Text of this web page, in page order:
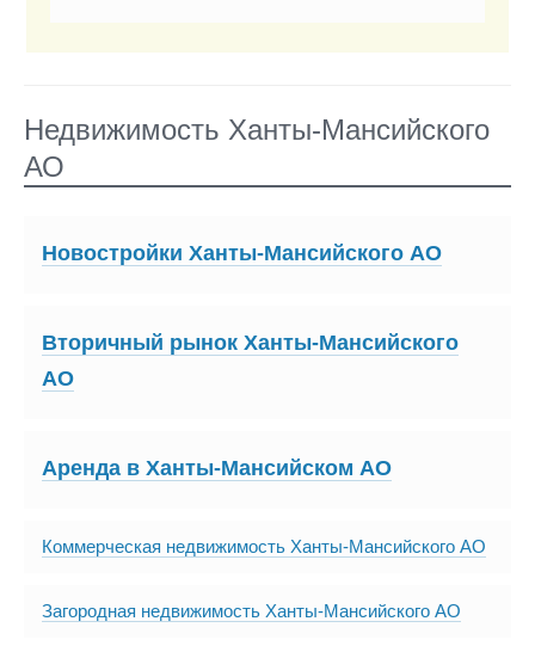
Недвижимость Ханты-Мансийского
АО
Новостройки Ханты-Мансийского АО
Вторичный рынок Ханты-Мансийского
АО
Аренда в Ханты-Мансийском АО
Коммерческая недвижимость Ханты-Мансийского АО
Загородная недвижимость Ханты-Мансийского АО